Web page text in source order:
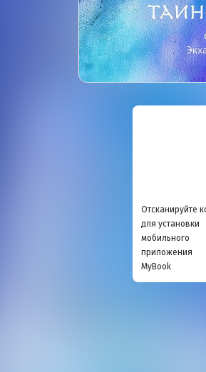
Отсканируйте
для установки
мобильного
приложения
MyBook